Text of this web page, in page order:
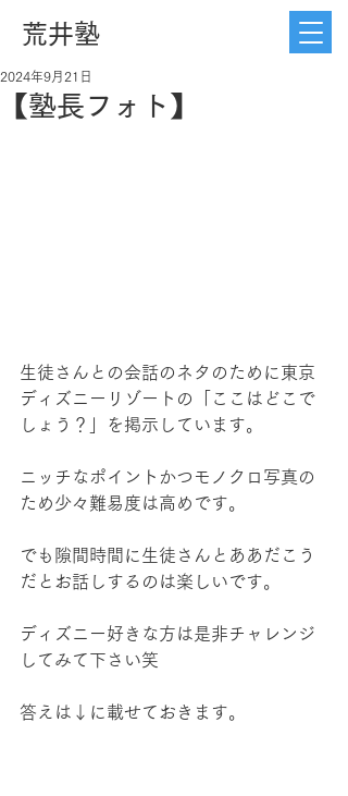
荒井塾
【塾長フォト】
2024年9月21日
生徒さんとの会話のネタのために東京
ディズニーリゾートの「ここはどこで
しょう？」を掲示しています。
ニッチなポイントかつモノクロ写真の
ため少々難易度は高めです。
でも隙間時間に生徒さんとああだこう
だとお話しするのは楽しいです。
ディズニー好きな方は是非チャレンジ
してみて下さい笑
答えは↓に載せておきます。